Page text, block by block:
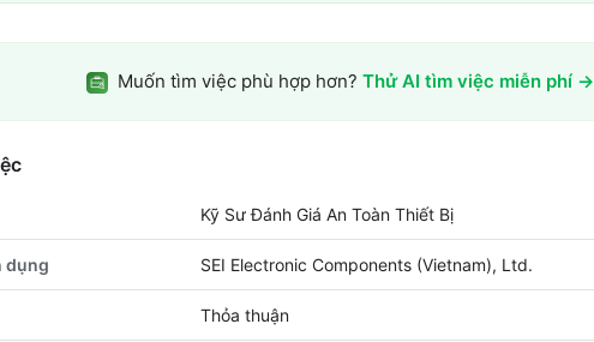
Muốn tìm việc phù hợp hơn? Thử AI tìm việc miễn phí →
Kỹ Sư Đánh Giá An Toàn Thiết Bị
dụng SEI Electronic Components (Vietnam), Ltd.
Thỏa thuận